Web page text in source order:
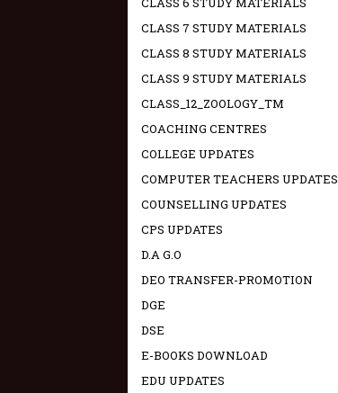
CLASS 7 STUDY MATERIALS
CLASS 8 STUDY MATERIALS
CLASS 9 STUDY MATERIALS
CLASS_12_ZOOLOGY_TM
COACHING CENTRES
COLLEGE UPDATES
COMPUTER TEACHERS UPDATES
COUNSELLING UPDATES
CPS UPDATES
D.A G.O
DEO TRANSFER-PROMOTION
DGE
DSE
E-BOOKS DOWNLOAD
EDU UPDATES